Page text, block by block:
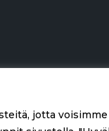
jotta